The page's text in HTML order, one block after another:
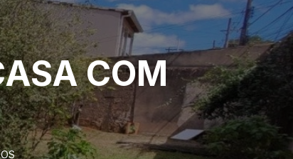
COM